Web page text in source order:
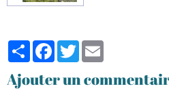
PartagerFacebook
Twitter
Ajouter un